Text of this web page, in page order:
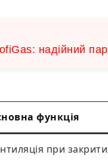
надійний
функція
при